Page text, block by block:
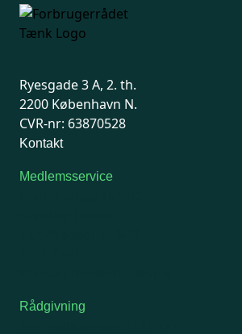
Ryesgade 3 A, 2. th.
2200 København N.
CVR-nr: 63870528
Kontakt
Medlemsservice
Rådgivning